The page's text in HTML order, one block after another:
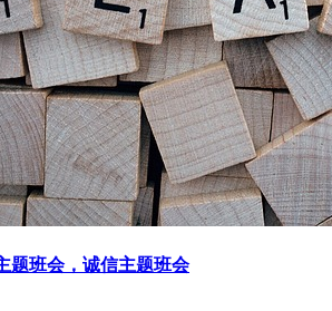
题班会，诚信主题班会